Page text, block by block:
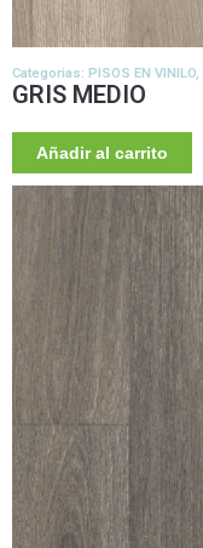
Categorias: PISOS EN VINILO,
GRIS MEDIO
Añadir al carrito